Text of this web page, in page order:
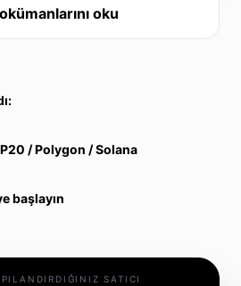
oku
/ Polygon / Solana
başlayın
SATICI